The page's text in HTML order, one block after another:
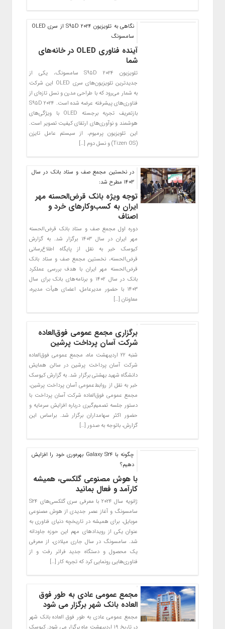
نگاهی به تلویزیون S95D 2024 از سری OLED
سامسونگ
آینده فناوری OLED در خانه‌های
شما
تلویزیون S95D 2024 سامسونگ، یکی از
جدیدترین تلویزیون‌های سری OLED این شرکت
به شمار می‌رود که با طراحی مدرن و نسل تازه‌ای از
فناوری‌های پیشرفته عرضه شده است. S95D 2024
بازتعریف تجربه برجسته OLED با ویژگی‌های
هوشمند و نوآوری‌های ارتقای کیفیت تصویر است.
این تلویزیون پرمیوم، از سیستم عامل تایزن
(Tizen OS) و نسل دوم […]
در نخستین مجمع صف و ستاد بانک در سال
۱۴۰۳ مطرح شد:
توجه ویژه بانک قرض‌الحسنه مهر
ایران به کسب‌وکارهای خرد و
اصناف
دوره اول مجمع صف و ستاد بانک قرض‌الحسنه
مهر ایران در سال ۱۴۰۳ برگزار شد. به گزارش
کیوسک خبر به نقل از پایگاه اطلاع‌رسانی
قرض‌الحسنه، نخستین مجمع صف و ستاد بانک
قرض‌الحسنه مهر ایران با هدف بررسی عملکرد
بانک در سال ۱۴۰۲ و برنامه‌های بانک برای سال
۱۴۰۳ با حضور مدیرعامل، اعضای هیأت مدیره،
معاونان […]
برگزاری مجمع عمومی فوق‌العاده
شرکت آسان پرداخت پرشین
شنبه ۲۲ اردیبهشت ماه، مجمع عمومی فوق‌العاده
شرکت آسان پرداخت پرشین در سالن همایش
دانشگاه شهید بهشتی برگزار شد. به گزارش کیوسک
خبر به نقل از روابط‌عمومی آسان پرداخت پرشین،
مجمع عمومی فوق‌العاده شرکت آسان پرداخت با
دستور جلسه تصمیم‌گیری درباره افزایش سرمایه و
حضور اکثر سهامداران برگزار شد. براساس این
گزارش، باتوجه به صدور […]
چگونه با Galaxy S24 بهره‌وری خود را افزایش
دهیم؟
با هوش مصنوعی گلکسی، همیشه
کارآمد و فعال بمانید
ژانویه سال ۲۰۲۴ با معرفی سری گلکسی‌های S24
سامسونگ و آغاز عصر جدیدی از هوش مصنوعی
موبایل، برای همیشه در تاریخچه دنیای فناوری به
عنوان یکی از رویدادهای مهم این حوزه جاودانه
شد. سامسونگ در سال جاری میلادی، از معرفی
یک محصول و دستگاه جدید فراتر رفت و از
فناوری‌هایی رونمایی کرد که تجربه کار […]
مجمع عمومی عادی به طور فوق
العاده بانک شهر برگزار می شود
مجمع عمومی عادی به طور فوق العاده بانک شهر